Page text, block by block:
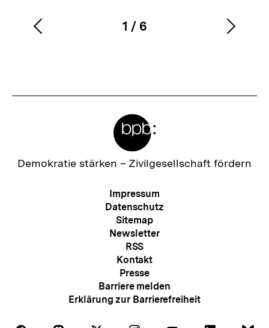
Karussellinhalt
1
von
/ 6
Vorherigen
Zur
Demokratie stärken – Zivilgesellschaft fördern
Meta-
Navigation
Impressum
Datenschutz
Sitemap
Newsletter
RSS
Kontakt
Presse
Barriere melden
Erklärung zur Barrierefreiheit